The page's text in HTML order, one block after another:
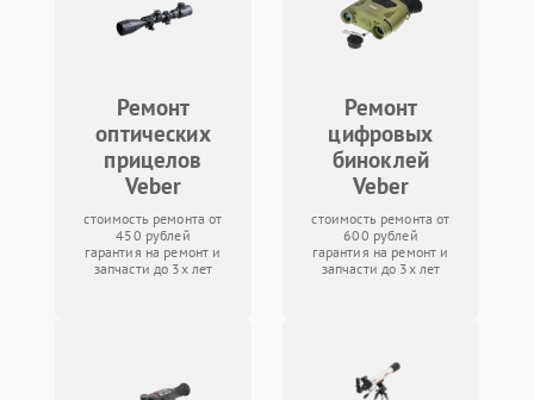
Ремонт
оптических
прицелов
Veber
стоимость ремонта от
450 рублей
гарантия на ремонт и
запчасти до 3х лет
Ремонт
цифровых
биноклей
Veber
стоимость ремонта от
600 рублей
гарантия на ремонт и
запчасти до 3х лет